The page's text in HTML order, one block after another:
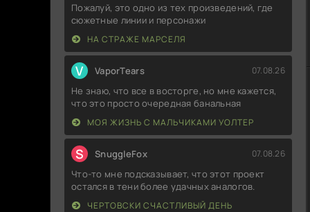
Пожалуй, это одно из тех произведений, где
сюжетные линии и персонажи
НА СТРАЖЕ МАРСЕЛЯ
V VaporTears 07.08.26
Не знаю, что все в восторге, но мне кажется,
что это просто очередная банальная
МОЯ ЖИЗНЬ С МАЛЬЧИКАМИ УОЛТЕР
S SnuggleFox 07.08.26
Что-то мне подсказывает, что этот проект
остался в тени более удачных аналогов.
ЧЕРТОВСКИ СЧАСТЛИВЫЙ ДЕНЬ